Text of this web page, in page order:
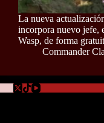
La nueva
incorpora nuevo jefe,
Wasp, de forma
Commander